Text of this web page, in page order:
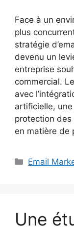
Face à un
plus
stratégie
devenu un
entreprise
commercial.
avec
artificielle,
protection
en matière de
Catégories
Email
Une